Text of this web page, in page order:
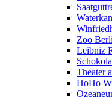
Zoo
Leibniz
Theater
HoHo